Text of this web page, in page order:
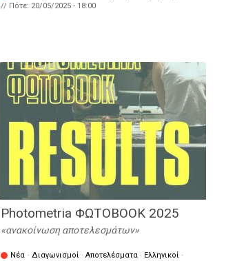
// Πότε: 20/05/2025 - 18:00
Photometria ΦΩΤΟΒΟΟΚ 2025
ανακοίνωση αποτελεσμάτων
Νέα · Διαγωνισμοί · Αποτελέσματα · Ελληνικοί ·